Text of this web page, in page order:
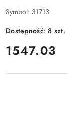
Symbol: 31713
Dostępność:8 szt.
cena:
1547.03